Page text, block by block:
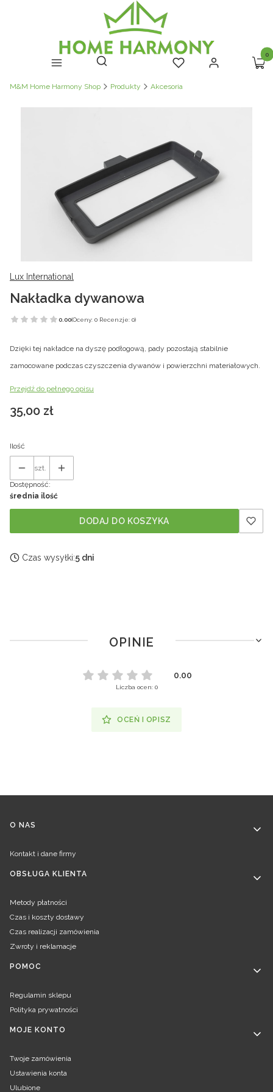
Menu Otwórz wyszukiwarkę
Szukaj Ulubione Zaloguj się
M&M Home Harmony Shop Produkty Akcesoria
Lux International
Nakładka dywanowa
0.00(Oceny: 0 Recenzje: 0)
Dzięki tej nakładce na dyszę podłogową, pady pozostają stabilnie
zamocowane podczas czyszczenia dywanów i powierzchni materiałowych.
Przejdź do pełnego opisu
Cena
35,00 zł
Ilość
szt.
Dostępność:
średnia ilość
DODAJ DO KOSZYKA
Czas wysyłki:5 dni
OPINIE
0.00
Liczba ocen: 0
OCEŃ I OPISZ
Linki w stopce
O NAS
Kontakt i dane firmy
OBSŁUGA KLIENTA
Metody płatności
Czas i koszty dostawy
Czas realizacji zamówienia
Zwroty i reklamacje
POMOC
Regulamin sklepu
Polityka prywatności
MOJE KONTO
Twoje zamówienia
Ustawienia konta
Ulubione